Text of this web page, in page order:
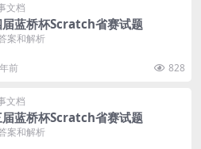
文档
届蓝桥杯Scratch省赛试题
案和解析
前 828
文档
届蓝桥杯Scratch省赛试题
案和解析